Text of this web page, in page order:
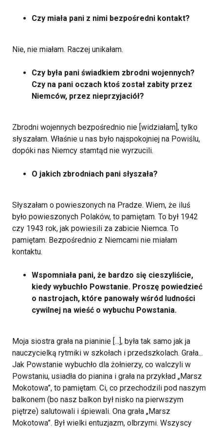
Czy miała pani z nimi bezpośredni kontakt?
Nie, nie miałam. Raczej unikałam.
Czy była pani świadkiem zbrodni wojennych?
Czy na pani oczach ktoś został zabity przez
Niemców, przez nieprzyjaciół?
Zbrodni wojennych bezpośrednio nie [widziałam], tylko
słyszałam. Właśnie u nas było najspokojniej na Powiślu,
dopóki nas Niemcy stamtąd nie wyrzucili.
O jakich zbrodniach pani słyszała?
Słyszałam o powieszonych na Pradze. Wiem, że iluś
było powieszonych Polaków, to pamiętam. To był 1942
czy 1943 rok, jak powiesili za zabicie Niemca. To
pamiętam. Bezpośrednio z Niemcami nie miałam
kontaktu.
Wspomniała pani, że bardzo się cieszyliście,
kiedy wybuchło Powstanie. Proszę powiedzieć
o nastrojach, które panowały wśród ludności
cywilnej na wieść o wybuchu Powstania.
Moja siostra grała na pianinie [...], była tak samo jak ja
nauczycielką rytmiki w szkołach i przedszkolach. Grała...
Jak Powstanie wybuchło dla żołnierzy, co walczyli w
Powstaniu, usiadła do pianina i grała na przykład „Marsz
Mokotowa”, to pamiętam. Ci, co przechodzili pod naszym
balkonem (bo nasz balkon był nisko na pierwszym
piętrze) salutowali i śpiewali. Ona grała „Marsz
Mokotowa”. Był wielki entuzjazm, olbrzymi. Wszyscy